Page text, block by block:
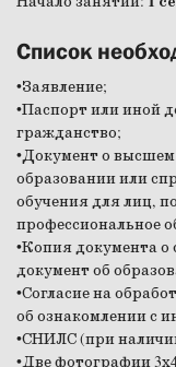
Список
•Заявление;
•Паспорт или иной
гражданство;
•Документ о
образовании или
обучения для лиц,
профессиональное
•Копия документа о
документ об
•Согласие на
об ознакомлении с
•СНИЛС (при
•Две фотографии